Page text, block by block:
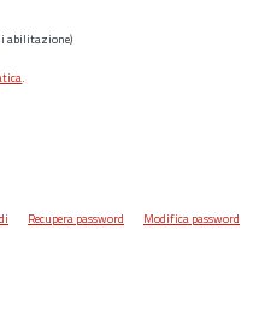
abilitazione)
.
Recupera password Modifica password